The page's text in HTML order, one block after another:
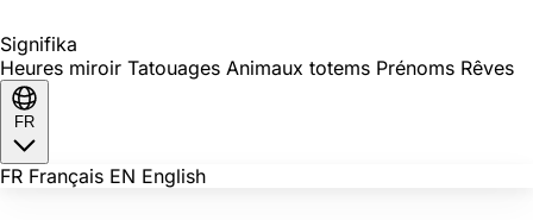
Signifika
Heures miroir Tatouages Animaux totems Prénoms Rêves
FR
FR Français EN English